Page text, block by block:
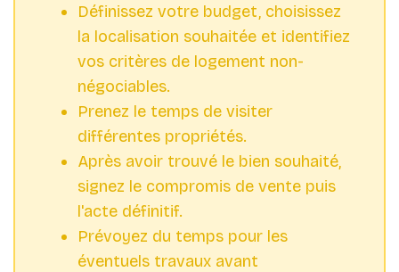
Définissez votre budget, choisissez
la localisation souhaitée et identifiez
vos critères de logement non-
négociables.
Prenez le temps de visiter
différentes propriétés.
Après avoir trouvé le bien souhaité,
signez le compromis de vente puis
l'acte définitif.
Prévoyez du temps pour les
éventuels travaux avant